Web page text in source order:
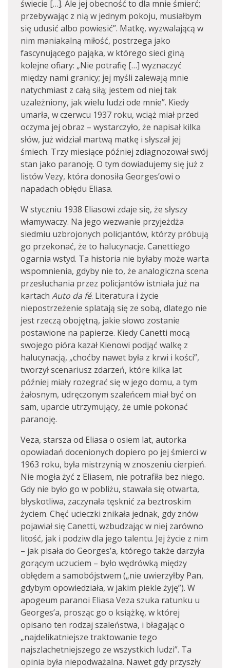
świecie […]. Ale jej obecność to dla mnie śmierć;
przebywając z nią w jednym pokoju, musiałbym
się udusić albo powiesić”. Matkę, wyzwalającą w
nim maniakalną miłość, postrzega jako
fascynującego pająka, w którego sieci giną
kolejne ofiary: „Nie potrafię […] wyznaczyć
między nami granicy; jej myśli zalewają mnie
natychmiast z całą siłą; jestem od niej tak
uzależniony, jak wielu ludzi ode mnie”. Kiedy
umarła, w czerwcu 1937 roku, wciąż miał przed
oczyma jej obraz – wystarczyło, że napisał kilka
słów, już widział martwą matkę i słyszał jej
śmiech. Trzy miesiące później zdiagnozował swój
stan jako paranoję. O tym dowiadujemy się już z
listów Vezy, która donosiła Georges’owi o
napadach obłędu Eliasa.
W styczniu 1938 Eliasowi zdaje się, że słyszy
włamywaczy. Na jego wezwanie przyjeżdża
siedmiu uzbrojonych policjantów, którzy próbują
go przekonać, że to halucynacje. Canettiego
ogarnia wstyd. Ta historia nie byłaby może warta
wspomnienia, gdyby nie to, że analogiczna scena
przesłuchania przez policjantów istniała już na
kartach Auto da fé. Literatura i życie
niepostrzeżenie splatają się ze sobą, dlatego nie
jest rzeczą obojętną, jakie słowo zostanie
postawione na papierze. Kiedy Canetti mocą
swojego pióra kazał Kienowi podjąć walkę z
halucynacją, „choćby nawet była z krwi i kości”,
tworzył scenariusz zdarzeń, które kilka lat
później miały rozegrać się w jego domu, a tym
żałosnym, udręczonym szaleńcem miał być on
sam, uparcie utrzymujący, że umie pokonać
paranoję.
Veza, starsza od Eliasa o osiem lat, autorka
opowiadań docenionych dopiero po jej śmierci w
1963 roku, była mistrzynią w znoszeniu cierpień.
Nie mogła żyć z Eliasem, nie potrafiła bez niego.
Gdy nie było go w pobliżu, stawała się otwarta,
błyskotliwa, zaczynała tęsknić za beztroskim
życiem. Chęć ucieczki znikała jednak, gdy znów
pojawiał się Canetti, wzbudzając w niej zarówno
litość, jak i podziw dla jego talentu. Jej życie z nim
– jak pisała do Georges’a, którego także darzyła
gorącym uczuciem – było wędrówką między
obłędem a samobójstwem („nie uwierzyłby Pan,
gdybym opowiedziała, w jakim piekle żyję”). W
apogeum paranoi Eliasa Veza szuka ratunku u
Georges’a, prosząc go o książkę, w której
opisano ten rodzaj szaleństwa, i błagając o
„najdelikatniejsze traktowanie tego
najszlachetniejszego ze wszystkich ludzi”. Ta
opinia była niepodważalna. Nawet gdy przyszły